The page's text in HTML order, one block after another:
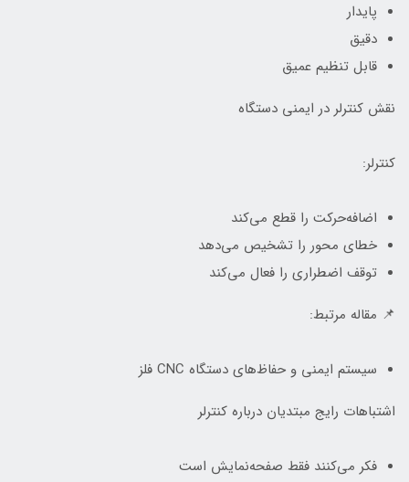
پایدار
دقیق
قابل تنظیم عمیق
نقش کنترلر در ایمنی دستگاه
کنترلر:
اضافه‌حرکت را قطع می‌کند
خطای محور را تشخیص می‌دهد
توقف اضطراری را فعال می‌کند
📌 مقاله مرتبط:
سیستم ایمنی و حفاظ‌های دستگاه CNC فلز
اشتباهات رایج مبتدیان درباره کنترلر
فکر می‌کنند فقط صفحه‌نمایش است